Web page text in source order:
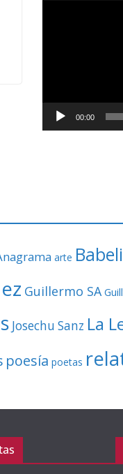
c
í
e
00:00
arte
Guillermo SA
Josechu Sanz La
poesía poetas